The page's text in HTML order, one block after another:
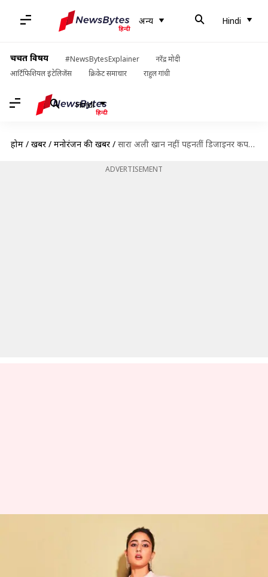
अन्य Hindi
चर्चित विषय #NewsBytesExplainer
नरेंद्र मोदी
आर्टिफिशियल इंटेलिजेंस
क्रिकेट समाचार राहुल गांधी
Hindi
होम / खबरें / मनोरंजन की खबरें / सारा अली खान नहीं पहनतीं डिजाइनर कपड़े, बोलीं- हर वक्त सेलिब्रिटी बनकर नहीं रह सकती
ADVERTISEMENT
सारा अली खान नहीं पहनतीं डिजाइनर
कपड़े, बोलीं- हर वक्त सेलिब्रिटी
बनकर नहीं रह सकती